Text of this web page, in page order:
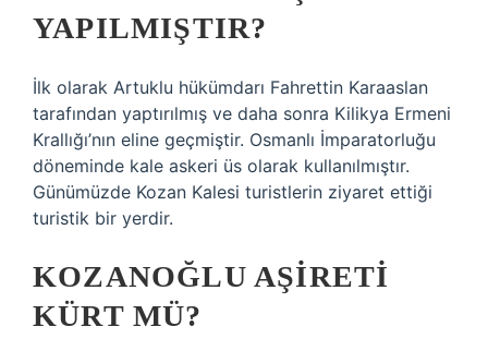
YAPILMIŞTIR?
İlk olarak Artuklu hükümdarı Fahrettin Karaaslan
tarafından yaptırılmış ve daha sonra Kilikya Ermeni
Krallığı’nın eline geçmiştir. Osmanlı İmparatorluğu
döneminde kale askeri üs olarak kullanılmıştır.
Günümüzde Kozan Kalesi turistlerin ziyaret ettiği
turistik bir yerdir.
KOZANOĞLU AŞIRETI
KÜRT MÜ?